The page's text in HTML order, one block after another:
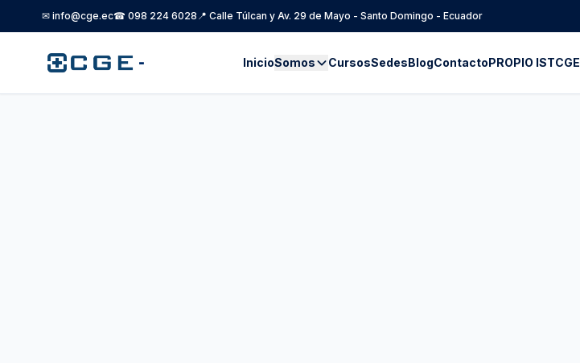
✉ info@cge.ec☎ 098 224 6028 📍 Calle Túlcan y Av. 29 de Mayo - Santo Domingo - Ecuador
- InicioSomos CursosSedesBlogContactoPROPIO ISTCGE